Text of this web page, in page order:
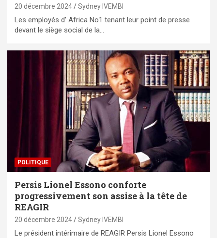
20 décembre 2024 Sydney IVEMBI
Les employés d’ Africa No1 tenant leur point de presse
devant le siège social de la…
POLITIQUE
Persis Lionel Essono conforte
progressivement son assise à la tête de
REAGIR
20 décembre 2024 Sydney IVEMBI
Le président intérimaire de REAGIR Persis Lionel Essono